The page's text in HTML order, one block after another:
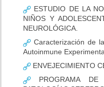
ESTUDIO DE LA
NIÑOS Y
NEUROLÓGICA.
Caracterización de
Autoinmune
ENVEJECIMIENTO
PROGRAMA DE